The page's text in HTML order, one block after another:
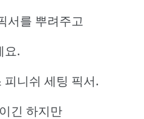
서를 뿌려주고
요.
니쉬 세팅 픽서.
긴 하지만